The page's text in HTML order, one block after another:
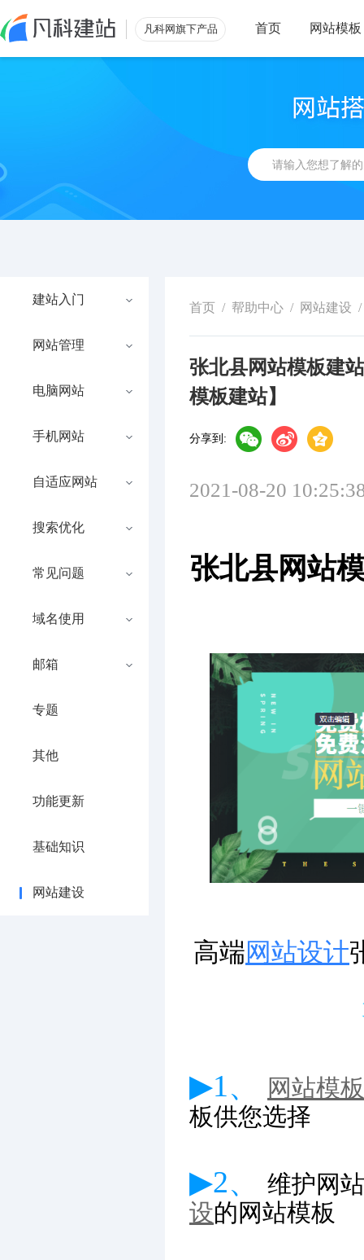
凡科网旗下产品 首页 网站模板
建站入门
网站管理
电脑网站
手机网站
自适应网站
搜索优化
常见问题
域名使用
邮箱
专题
其他
功能更新
基础知识
网站建设
首页 / 帮助中心 / 网站建设 /
张北县网站模板建
模板建站】
分享到:
2021-08-20
张北县网站
高端网站设计
▶1、
网站模板
板供您选择
▶2、
维护网
设的网站模板